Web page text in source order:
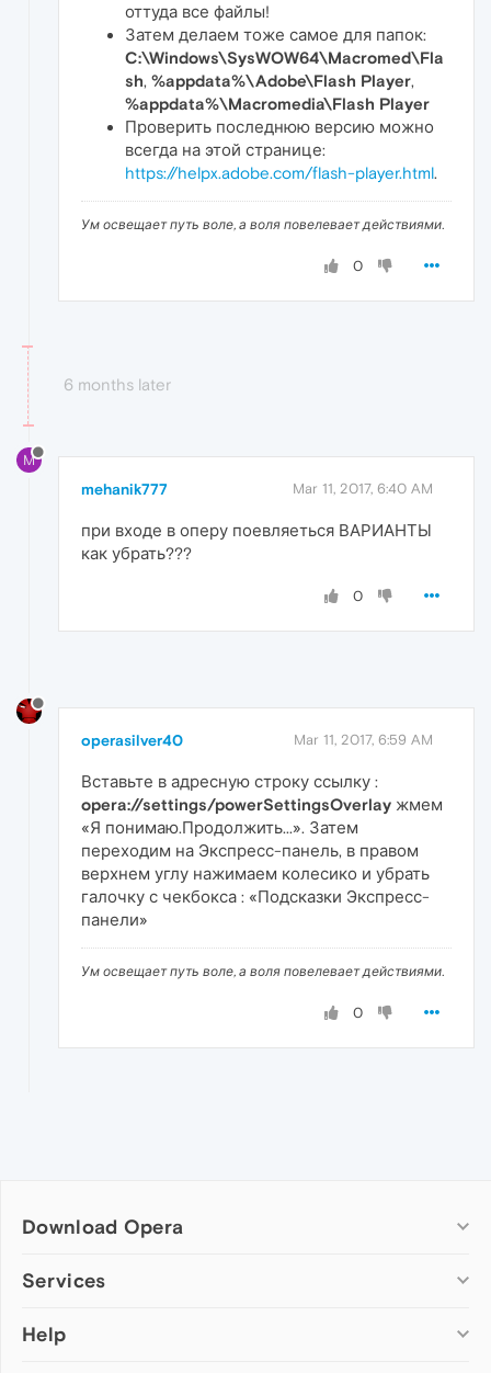
оттуда все файлы!
Затем делаем тоже самое для папок:
C:\Windows\SysWOW64\Macromed\Fla
sh, %appdata%\Adobe\Flash Player,
%appdata%\Macromedia\Flash Player
Проверить последнюю версию можно
всегда на этой странице:
https://helpx.adobe.com/flash-player.html.
Ум освещает путь воле, а воля повелевает действиями.
0
6 months later
M
mehanik777 Mar 11, 2017, 6:40 AM
при входе в оперу поевляеться ВАРИАНТЫ
как убрать???
0
operasilver40 Mar 11, 2017, 6:59 AM
Вставьте в адресную строку ссылку :
opera://settings/powerSettingsOverlay жмем
«Я понимаю.Продолжить...». Затем
переходим на Экспресс-панель, в правом
верхнем углу нажимаем колесико и убрать
галочку с чекбокса : «Подсказки Экспресс-
панели»
Ум освещает путь воле, а воля повелевает действиями.
0
Download Opera
Computer browsers
Opera for Mac
Services
Add-ons
Help